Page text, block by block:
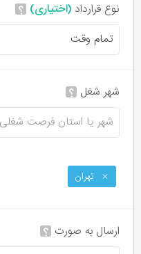
نوع قرارداد (اختیاری) ؟
تمام وقت
شهر شغل ؟
تهران
ارسال به صورت ؟